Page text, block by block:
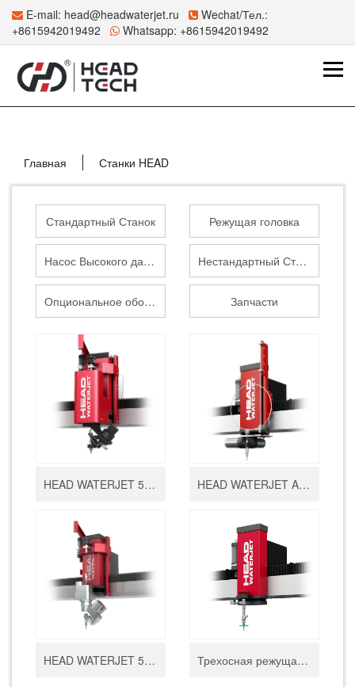
E-mail: head@headwaterjet.ru
Wechat/Тел.:
+8615942019492
Whatsapp: +8615942019492
Главная Станки HEAD
Стандартный Станок Режущая головка
Насос Высокого давления Нестандартный Станок
Опциональное оборудование Запчасти
HEAD WATERJET 5X-AC пятиосевая система резки HEAD WATERJET AB пятиосевая система резки
HEAD WATERJET 5-AC пятиосевая система резки Трехосная режущая головка